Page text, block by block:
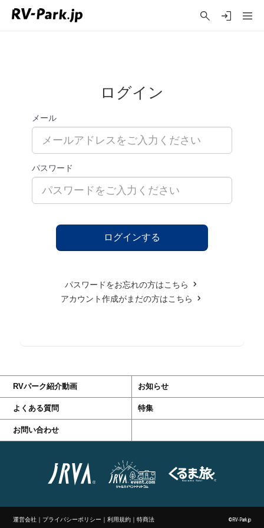
ログイン
メール
パスワード
パスワードをお忘れの方はこちら
アカウント作成がまだの方はこちら
RVパーク紹介動画 お知らせ
よくある質問 特集
お問い合わせ
運営会社 ｜ プライバシーポリシー ｜利用規約 ｜特商法 ©RV-Park.jp